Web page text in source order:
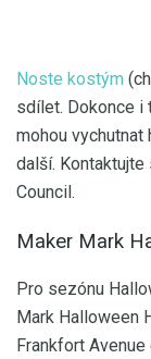
Noste kostým
sdílet. Dokonce i
mohou vychutnat
další.
Council.
Maker Mark
Pro sezónu
Mark Halloween
Frankfort